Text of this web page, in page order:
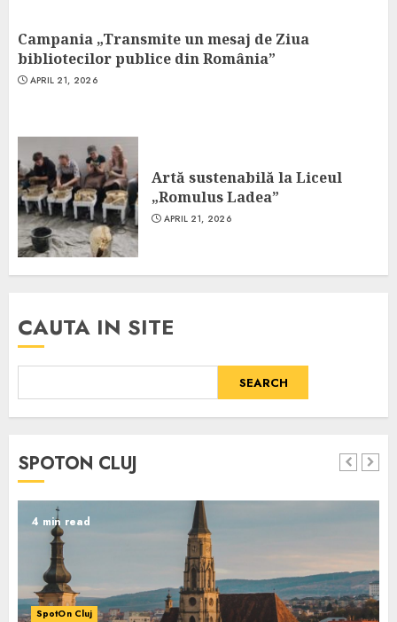
Campania „Transmite un mesaj de Ziua
bibliotecilor publice din România”
APRIL 21, 2026
Artă sustenabilă la Liceul
„Romulus Ladea”
APRIL 21, 2026
CAUTA IN SITE
SEARCH
SPOTON CLUJ
4 min read
SpotOn Cluj